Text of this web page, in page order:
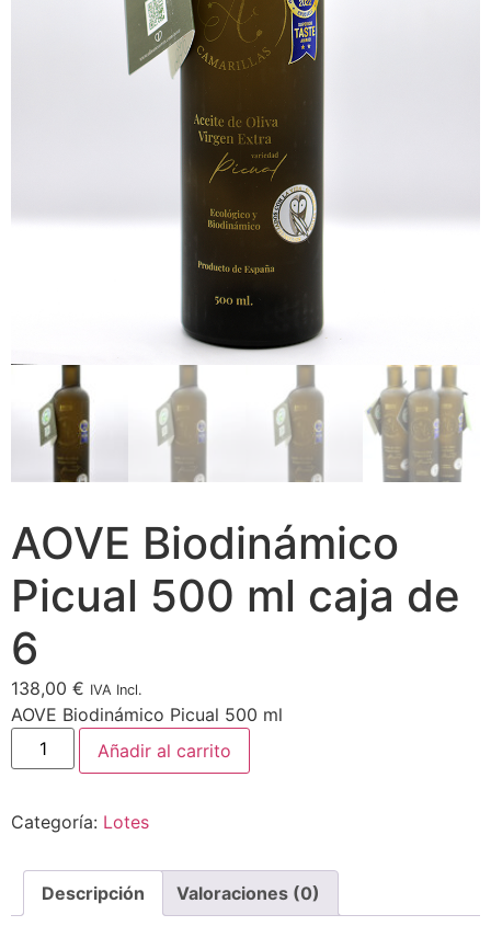
AOVE Biodinámico
Picual 500 ml caja de
6
138,00 € IVA Incl.
AOVE Biodinámico Picual 500 ml
Añadir al carrito
Categoría: Lotes
Descripción Valoraciones (0)